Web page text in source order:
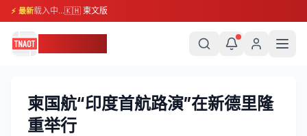
⚡ 最新载入中...🇰🇭 柬文版
柬国航“印度首航路演”在新德里隆
重举行